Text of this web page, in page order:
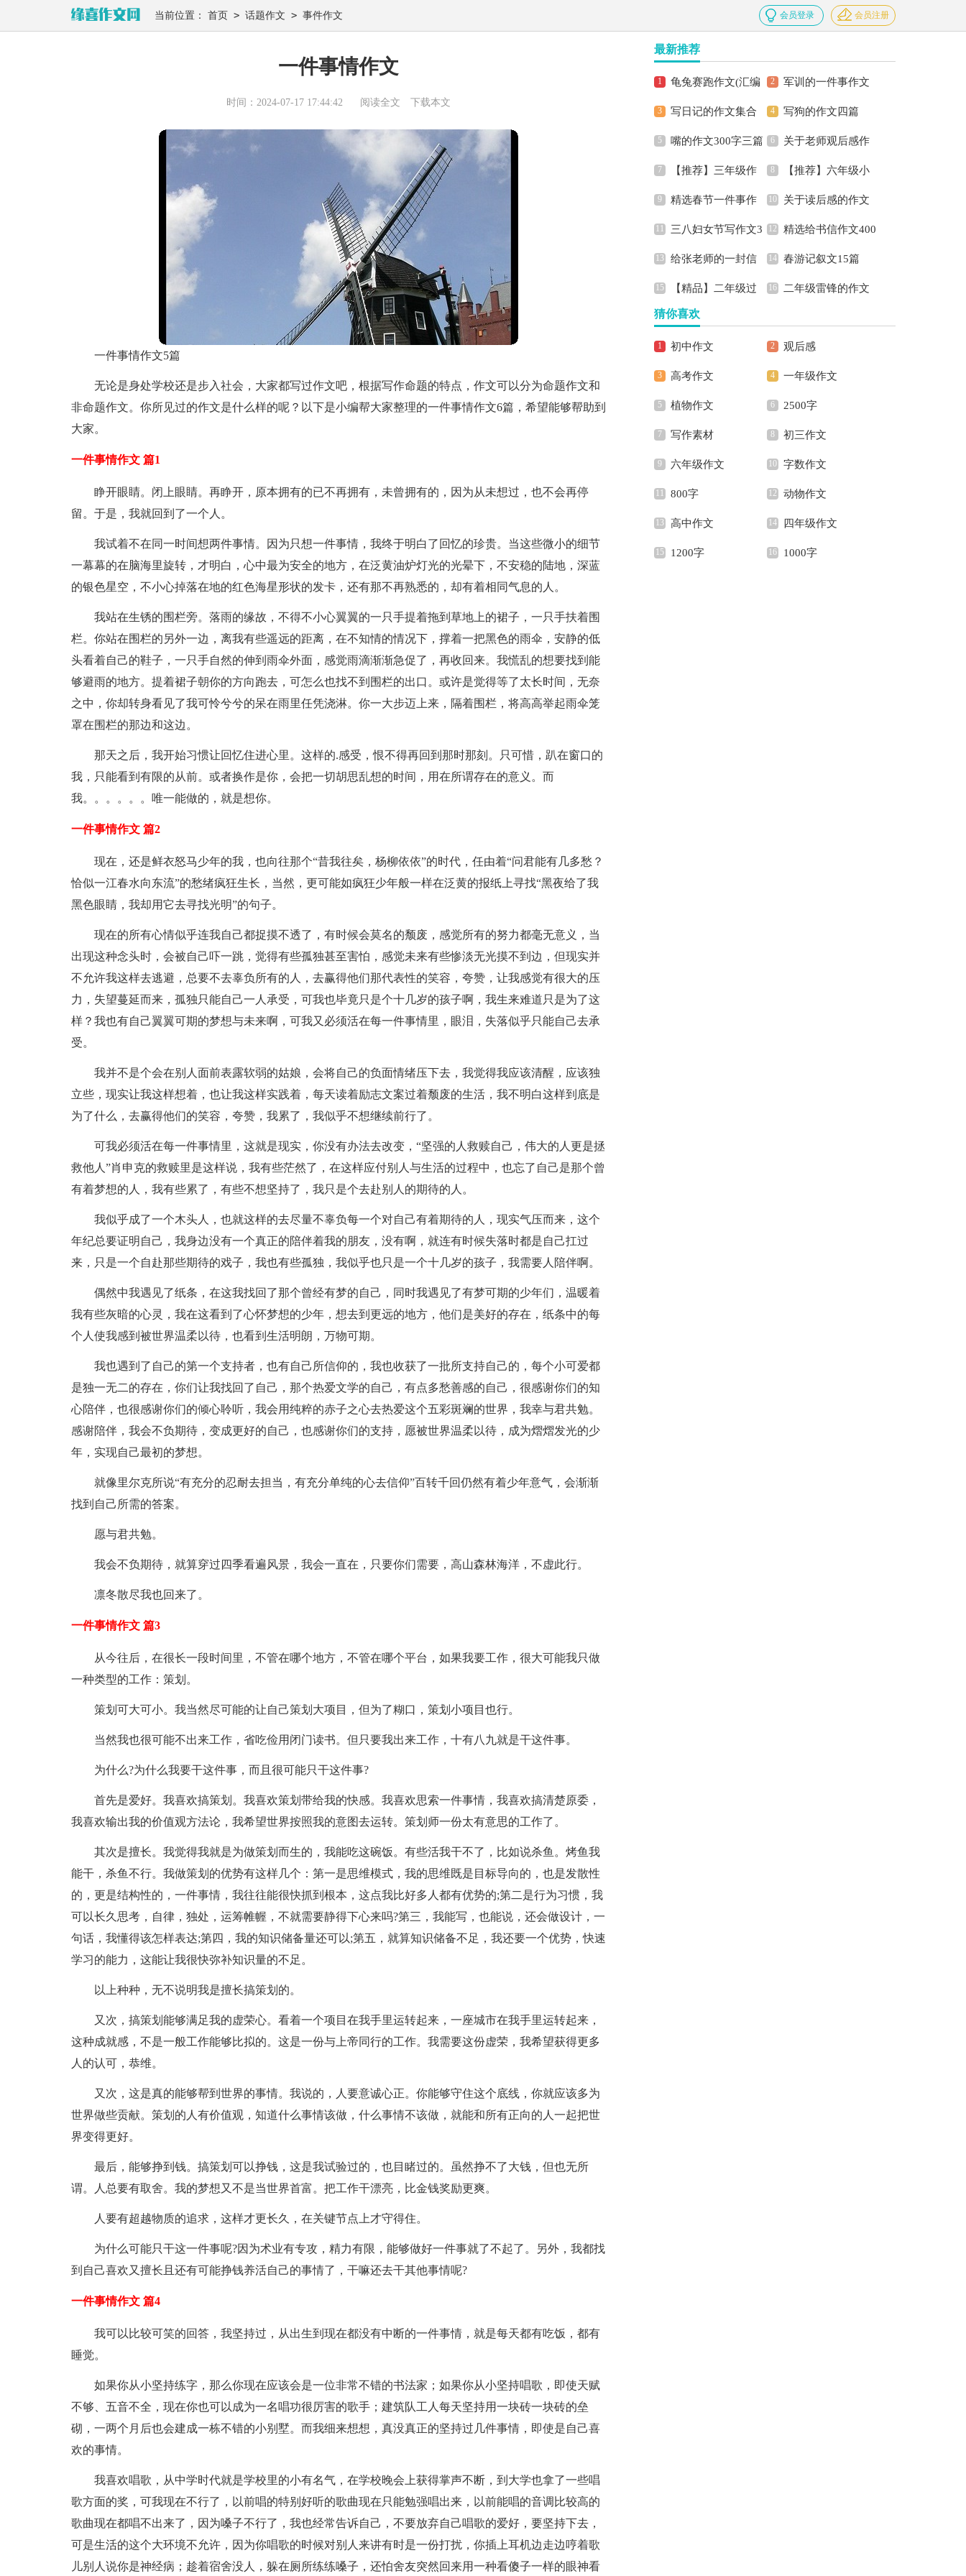
当前位置： 首页 > 话题作文 > 事件作文 会员登录 会员注册
一件事情作文
时间：2024-07-17 17:44:42 阅读全文 下载本文
一件事情作文5篇
无论是身处学校还是步入社会，大家都写过作文吧，根据写作命题的特点，作文可以分为命题作文和
非命题作文。你所见过的作文是什么样的呢？以下是小编帮大家整理的一件事情作文6篇，希望能够帮助到
大家。
一件事情作文 篇1
睁开眼睛。闭上眼睛。再睁开，原本拥有的已不再拥有，未曾拥有的，因为从未想过，也不会再停
留。于是，我就回到了一个人。
我试着不在同一时间想两件事情。因为只想一件事情，我终于明白了回忆的珍贵。当这些微小的细节
一幕幕的在脑海里旋转，才明白，心中最为安全的地方，在泛黄油炉灯光的光晕下，不安稳的陆地，深蓝
的银色星空，不小心掉落在地的红色海星形状的发卡，还有那不再熟悉的，却有着相同气息的人。
我站在生锈的围栏旁。落雨的缘故，不得不小心翼翼的一只手提着拖到草地上的裙子，一只手扶着围
栏。你站在围栏的另外一边，离我有些遥远的距离，在不知情的情况下，撑着一把黑色的雨伞，安静的低
头看着自己的鞋子，一只手自然的伸到雨伞外面，感觉雨滴渐渐急促了，再收回来。我慌乱的想要找到能
够避雨的地方。提着裙子朝你的方向跑去，可怎么也找不到围栏的出口。或许是觉得等了太长时间，无奈
之中，你却转身看见了我可怜兮兮的呆在雨里任凭浇淋。你一大步迈上来，隔着围栏，将高高举起雨伞笼
罩在围栏的那边和这边。
那天之后，我开始习惯让回忆住进心里。这样的.感受，恨不得再回到那时那刻。只可惜，趴在窗口的
我，只能看到有限的从前。或者换作是你，会把一切胡思乱想的时间，用在所谓存在的意义。而
我。。。。。。唯一能做的，就是想你。
一件事情作文 篇2
现在，还是鲜衣怒马少年的我，也向往那个“昔我往矣，杨柳依依”的时代，任由着“问君能有几多愁？
恰似一江春水向东流”的愁绪疯狂生长，当然，更可能如疯狂少年般一样在泛黄的报纸上寻找“黑夜给了我
黑色眼睛，我却用它去寻找光明”的句子。
现在的所有心情似乎连我自己都捉摸不透了，有时候会莫名的颓废，感觉所有的努力都毫无意义，当
出现这种念头时，会被自己吓一跳，觉得有些孤独甚至害怕，感觉未来有些惨淡无光摸不到边，但现实并
不允许我这样去逃避，总要不去辜负所有的人，去赢得他们那代表性的笑容，夸赞，让我感觉有很大的压
力，失望蔓延而来，孤独只能自己一人承受，可我也毕竟只是个十几岁的孩子啊，我生来难道只是为了这
样？我也有自己翼翼可期的梦想与未来啊，可我又必须活在每一件事情里，眼泪，失落似乎只能自己去承
受。
我并不是个会在别人面前表露软弱的姑娘，会将自己的负面情绪压下去，我觉得我应该清醒，应该独
立些，现实让我这样想着，也让我这样实践着，每天读着励志文案过着颓废的生活，我不明白这样到底是
为了什么，去赢得他们的笑容，夸赞，我累了，我似乎不想继续前行了。
可我必须活在每一件事情里，这就是现实，你没有办法去改变，“坚强的人救赎自己，伟大的人更是拯
救他人”肖申克的救赎里是这样说，我有些茫然了，在这样应付别人与生活的过程中，也忘了自己是那个曾
有着梦想的人，我有些累了，有些不想坚持了，我只是个去赴别人的期待的人。
我似乎成了一个木头人，也就这样的去尽量不辜负每一个对自己有着期待的人，现实气压而来，这个
年纪总要证明自己，我身边没有一个真正的陪伴着我的朋友，没有啊，就连有时候失落时都是自己扛过
来，只是一个自赴那些期待的戏子，我也有些孤独，我似乎也只是一个十几岁的孩子，我需要人陪伴啊。
偶然中我遇见了纸条，在这我找回了那个曾经有梦的自己，同时我遇见了有梦可期的少年们，温暖着
我有些灰暗的心灵，我在这看到了心怀梦想的少年，想去到更远的地方，他们是美好的存在，纸条中的每
个人使我感到被世界温柔以待，也看到生活明朗，万物可期。
我也遇到了自己的第一个支持者，也有自己所信仰的，我也收获了一批所支持自己的，每个小可爱都
是独一无二的存在，你们让我找回了自己，那个热爱文学的自己，有点多愁善感的自己，很感谢你们的知
心陪伴，也很感谢你们的倾心聆听，我会用纯粹的赤子之心去热爱这个五彩斑斓的世界，我幸与君共勉。
感谢陪伴，我会不负期待，变成更好的自己，也感谢你们的支持，愿被世界温柔以待，成为熠熠发光的少
年，实现自己最初的梦想。
就像里尔克所说“有充分的忍耐去担当，有充分单纯的心去信仰”百转千回仍然有着少年意气，会渐渐
找到自己所需的答案。
愿与君共勉。
我会不负期待，就算穿过四季看遍风景，我会一直在，只要你们需要，高山森林海洋，不虚此行。
凛冬散尽我也回来了。
一件事情作文 篇3
从今往后，在很长一段时间里，不管在哪个地方，不管在哪个平台，如果我要工作，很大可能我只做
一种类型的工作：策划。
策划可大可小。我当然尽可能的让自己策划大项目，但为了糊口，策划小项目也行。
当然我也很可能不出来工作，省吃俭用闭门读书。但只要我出来工作，十有八九就是干这件事。
为什么?为什么我要干这件事，而且很可能只干这件事?
首先是爱好。我喜欢搞策划。我喜欢策划带给我的快感。我喜欢思索一件事情，我喜欢搞清楚原委，
我喜欢输出我的价值观方法论，我希望世界按照我的意图去运转。策划师一份太有意思的工作了。
其次是擅长。我觉得我就是为做策划而生的，我能吃这碗饭。有些活我干不了，比如说杀鱼。烤鱼我
能干，杀鱼不行。我做策划的优势有这样几个：第一是思维模式，我的思维既是目标导向的，也是发散性
的，更是结构性的，一件事情，我往往能很快抓到根本，这点我比好多人都有优势的;第二是行为习惯，我
可以长久思考，自律，独处，运筹帷幄，不就需要静得下心来吗?第三，我能写，也能说，还会做设计，一
句话，我懂得该怎样表达;第四，我的知识储备量还可以;第五，就算知识储备不足，我还要一个优势，快速
学习的能力，这能让我很快弥补知识量的不足。
以上种种，无不说明我是擅长搞策划的。
又次，搞策划能够满足我的虚荣心。看着一个项目在我手里运转起来，一座城市在我手里运转起来，
这种成就感，不是一般工作能够比拟的。这是一份与上帝同行的工作。我需要这份虚荣，我希望获得更多
人的认可，恭维。
又次，这是真的能够帮到世界的事情。我说的，人要意诚心正。你能够守住这个底线，你就应该多为
世界做些贡献。策划的人有价值观，知道什么事情该做，什么事情不该做，就能和所有正向的人一起把世
界变得更好。
最后，能够挣到钱。搞策划可以挣钱，这是我试验过的，也目睹过的。虽然挣不了大钱，但也无所
谓。人总要有取舍。我的梦想又不是当世界首富。把工作干漂亮，比金钱奖励更爽。
人要有超越物质的追求，这样才更长久，在关键节点上才守得住。
为什么可能只干这一件事呢?因为术业有专攻，精力有限，能够做好一件事就了不起了。另外，我都找
到自己喜欢又擅长且还有可能挣钱养活自己的事情了，干嘛还去干其他事情呢?
一件事情作文 篇4
我可以比较可笑的回答，我坚持过，从出生到现在都没有中断的一件事情，就是每天都有吃饭，都有
睡觉。
如果你从小坚持练字，那么你现在应该会是一位非常不错的书法家；如果你从小坚持唱歌，即使天赋
不够、五音不全，现在你也可以成为一名唱功很厉害的歌手；建筑队工人每天坚持用一块砖一块砖的垒
砌，一两个月后也会建成一栋不错的小别墅。而我细来想想，真没真正的坚持过几件事情，即使是自己喜
欢的事情。
我喜欢唱歌，从中学时代就是学校里的小有名气，在学校晚会上获得掌声不断，到大学也拿了一些唱
歌方面的奖，可我现在不行了，以前唱的特别好听的歌曲现在只能勉强唱出来，以前能唱的音调比较高的
歌曲现在都唱不出来了，因为嗓子不行了，我也经常告诉自己，不要放弃自己唱歌的爱好，要坚持下去，
可是生活的这个大环境不允许，因为你唱歌的时候对别人来讲有时是一份打扰，你插上耳机边走边哼着歌
儿别人说你是神经病；趁着宿舍没人，躲在厕所练练嗓子，还怕舍友突然回来用一种看傻子一样的眼神看
最新推荐
龟兔赛跑作文(汇编
15篇)
军训的一件事作文
三篇
写日记的作文集合
七篇
写狗的作文四篇
嘴的作文300字三篇 关于老师观后感作
文集合九篇
【推荐】三年级作
文300字4篇
【推荐】六年级小
学生作文300字合集6篇
精选春节一件事作
文3篇
关于读后感的作文
集合7篇
三八妇女节写作文3
篇
精选给书信作文400
字10篇
给张老师的一封信 春游记叙文15篇
【精品】二年级过
年的作文4篇
二年级雷锋的作文
猜你喜欢
初中作文 观后感
高考作文 一年级作文
植物作文 2500字
写作素材 初三作文
六年级作文 字数作文
800字 动物作文
高中作文 四年级作文
1200字 1000字